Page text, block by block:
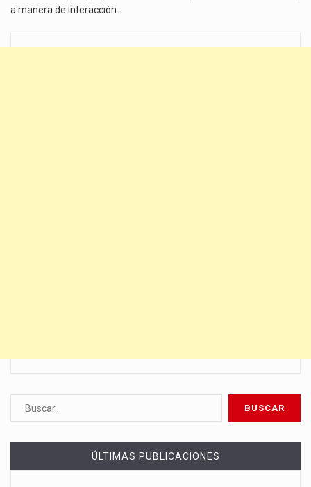
a manera de interacción…
ÚLTIMAS PUBLICACIONES